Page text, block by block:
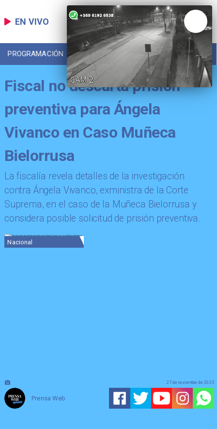
EN VIVO
PROGRAMACIÓN LOCAL DEPORTES
Fiscal no descarta prisión
preventiva para Ángela
Vivanco en Caso Muñeca
Bielorrusa
La fiscalía revela detalles de la investigación
contra Ángela Vivanco, exministra de la Corte
Suprema, en el caso de la Muñeca Bielorrusa y
considera posible solicitud de prisión preventiva.
Nacional
Prensa Web
27 de noviembre de 2025